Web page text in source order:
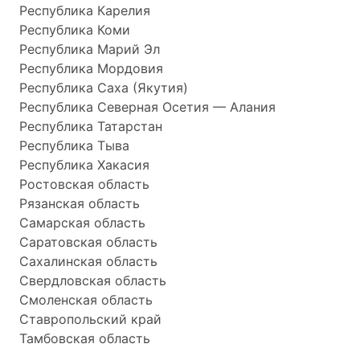
Республика Карелия
Республика Коми
Республика Марий Эл
Республика Мордовия
Республика Саха (Якутия)
Республика Северная Осетия — Алания
Республика Татарстан
Республика Тыва
Республика Хакасия
Ростовская область
Рязанская область
Самарская область
Саратовская область
Сахалинская область
Свердловская область
Смоленская область
Ставропольский край
Тамбовская область